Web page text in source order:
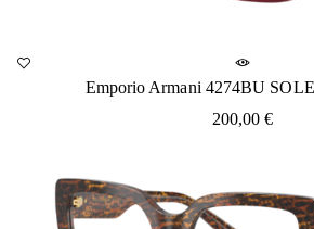
Emporio Armani 4274BU
200,00€